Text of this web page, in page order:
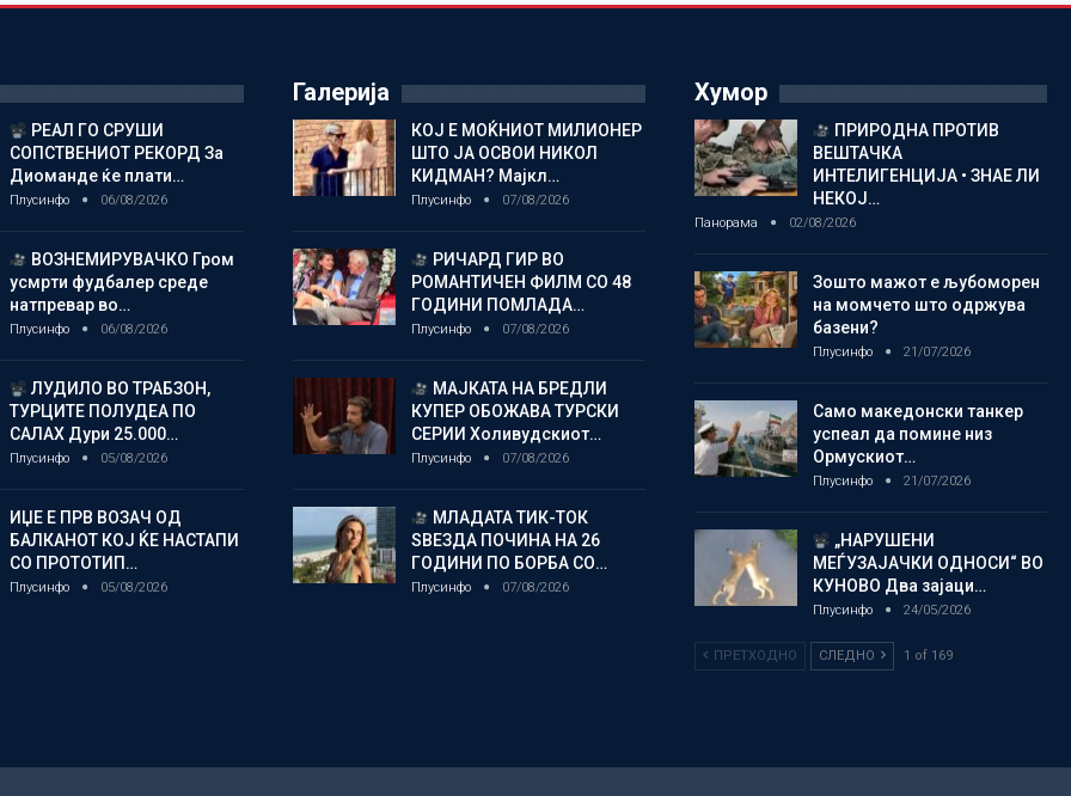
РЕАЛ ГО СРУШИ
СОПСТВЕНИОТ РЕКОРД За
Диоманде ќе плати…
Плусинфо 06/08/2026
ВОЗНЕМИРУВАЧКО Гром
усмрти фудбалер среде
натпревар во…
Плусинфо 06/08/2026
ЛУДИЛО ВО ТРАБЗОН,
ТУРЦИТЕ ПОЛУДЕА ПО
САЛАХ Дури 25.000…
Плусинфо 05/08/2026
ИЏЕ Е ПРВ ВОЗАЧ ОД
БАЛКАНОТ КОЈ ЌЕ НАСТАПИ
СО ПРОТОТИП…
Плусинфо 05/08/2026
Галерија
КОЈ Е МОЌНИОТ МИЛИОНЕР
ШТО ЈА ОСВОИ НИКОЛ
КИДМАН? Мајкл…
Плусинфо 07/08/2026
РИЧАРД ГИР ВО
РОМАНТИЧЕН ФИЛМ СО 48
ГОДИНИ ПОМЛАДА…
Плусинфо 07/08/2026
МАЈКАТА НА БРЕДЛИ
КУПЕР ОБОЖАВА ТУРСКИ
СЕРИИ Холивудскиот…
Плусинфо 07/08/2026
МЛАДАТА ТИК-ТОК
ЅВЕЗДА ПОЧИНА НА 26
ГОДИНИ ПО БОРБА СО…
Плусинфо 07/08/2026
Хумор
ПРИРОДНА ПРОТИВ
ВЕШТАЧКА
ИНТЕЛИГЕНЦИЈА • ЗНАЕ ЛИ
НЕКОЈ…
Панорама 02/08/2026
Зошто мажот е љубоморен
на момчето што одржува
базени?
Плусинфо 21/07/2026
Само македонски танкер
успеал да помине низ
Ормускиот…
Плусинфо 21/07/2026
„НАРУШЕНИ
МЕЃУЗАЈАЧКИ ОДНОСИ“ ВО
КУНОВО Два зајаци…
Плусинфо 24/05/2026
ПРЕТХОДНО СЛЕДНО 1 of 169